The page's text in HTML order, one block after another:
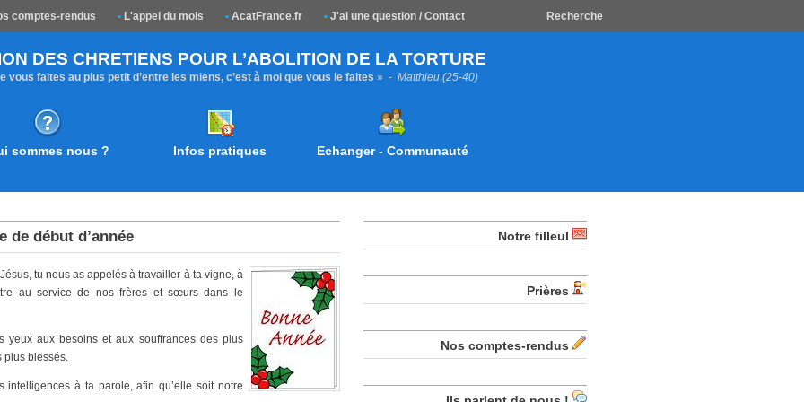
comptes-rendus • L'appel du mois • AcatFrance.fr • J'ai une question / Contact Recherche
DES CHRETIENS POUR L’ABOLITION DE LA TORTURE
vous faites au plus petit d’entre les miens, c’est à moi que vous le faites » - Matthieu (25-40)
sommes nous ? Infos pratiques Echanger - Communauté
de début d’année
tu nous as appelés à travailler à ta vigne, à
au service de nos frères et sœurs dans le
yeux aux besoins et aux souffrances des plus
plus blessés.
intelligences à ta parole, afin qu’elle soit notre
Notre filleul
Prières
Nos comptes-rendus